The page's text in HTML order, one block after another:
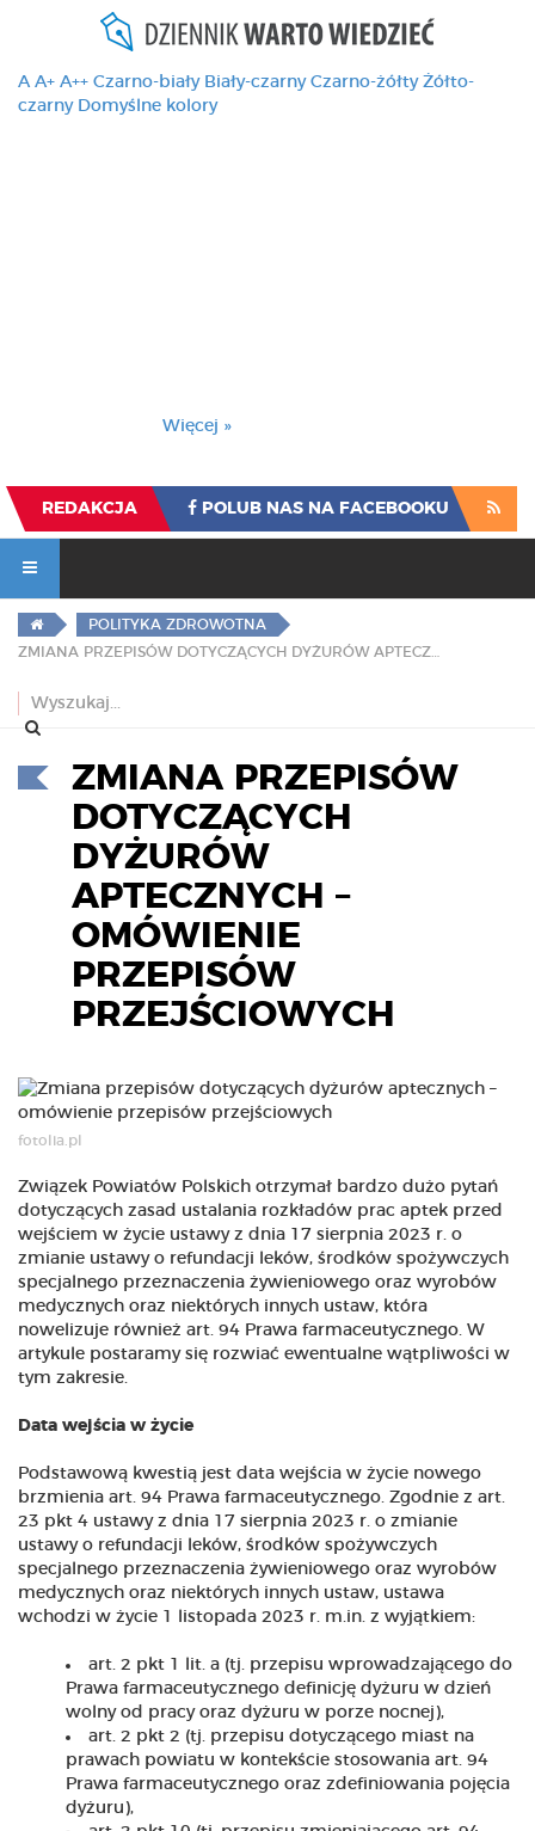
A A+ A++ Czarno-biały Biały-czarny Czarno-żółty Żółto-
czarny Domyślne kolory
Więcej »
REDAKCJA POLUB NAS NA FACEBOOKU
POLITYKA ZDROWOTNA
ZMIANA PRZEPISÓW
DOTYCZĄCYCH
DYŻURÓW
APTECZNYCH –
OMÓWIENIE
PRZEPISÓW
PRZEJŚCIOWYCH
fotolia.pl
Związek Powiatów Polskich otrzymał bardzo dużo pytań
dotyczących zasad ustalania rozkładów prac aptek przed
wejściem w życie ustawy z dnia 17 sierpnia 2023 r. o
zmianie ustawy o refundacji leków, środków spożywczych
specjalnego przeznaczenia żywieniowego oraz wyrobów
medycznych oraz niektórych innych ustaw, która
nowelizuje również art. 94 Prawa farmaceutycznego. W
artykule postaramy się rozwiać ewentualne wątpliwości w
tym zakresie.
Data wejścia w życie
Podstawową kwestią jest data wejścia w życie nowego
brzmienia art. 94 Prawa farmaceutycznego. Zgodnie z art.
23 pkt 4 ustawy z dnia 17 sierpnia 2023 r. o zmianie
ustawy o refundacji leków, środków spożywczych
specjalnego przeznaczenia żywieniowego oraz wyrobów
medycznych oraz niektórych innych ustaw, ustawa
wchodzi w życie 1 listopada 2023 r. m.in. z wyjątkiem:
art. 2 pkt 1 lit. a (tj. przepisu wprowadzającego do
Prawa farmaceutycznego definicję dyżuru w dzień
wolny od pracy oraz dyżuru w porze nocnej),
art. 2 pkt 2 (tj. przepisu dotyczącego miast na
prawach powiatu w kontekście stosowania art. 94
Prawa farmaceutycznego oraz zdefiniowania pojęcia
dyżuru),